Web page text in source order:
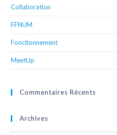
Collaboration
FFNUM
Fonctionnement
MeetUp
Commentaires Récents
Archives